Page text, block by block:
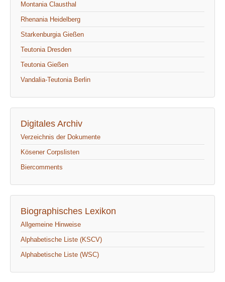
Montania Clausthal
Rhenania Heidelberg
Starkenburgia Gießen
Teutonia Dresden
Teutonia Gießen
Vandalia-Teutonia Berlin
Digitales Archiv
Verzeichnis der Dokumente
Kösener Corpslisten
Biercomments
Biographisches Lexikon
Allgemeine Hinweise
Alphabetische Liste (KSCV)
Alphabetische Liste (WSC)